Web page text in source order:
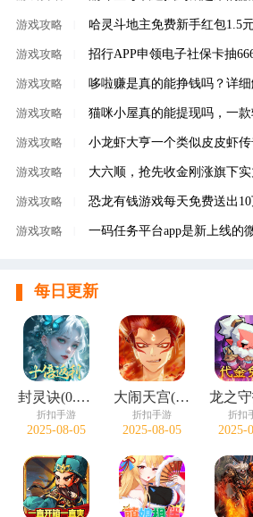
游戏攻略
游戏攻略
游戏攻略
游戏攻略
游戏攻略
游戏攻略
游戏攻略
游戏攻略
每日更新
封灵诀(0.05十倍返利免单版)
折扣手游
2025-08-05
大闹天宫(0.05折开箱买断版)
折扣手游
2025-08-05
折扣
2025-